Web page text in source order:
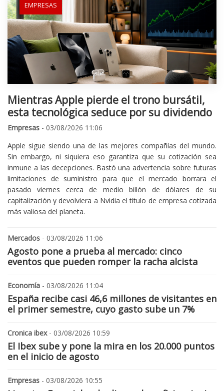
EMPRESAS
Mientras Apple pierde el trono bursátil,
esta tecnológica seduce por su dividendo
Empresas - 03/08/2026 11:06
Apple sigue siendo una de las mejores compañías del mundo.
Sin embargo, ni siquiera eso garantiza que su cotización sea
inmune a las decepciones. Bastó una advertencia sobre futuras
limitaciones de suministro para que el mercado borrara el
pasado viernes cerca de medio billón de dólares de su
capitalización y devolviera a Nvidia el título de empresa cotizada
más valiosa del planeta.
Mercados - 03/08/2026 11:06
Agosto pone a prueba al mercado: cinco
eventos que pueden romper la racha alcista
Economía - 03/08/2026 11:04
España recibe casi 46,6 millones de visitantes en
el primer semestre, cuyo gasto sube un 7%
Cronica ibex- 03/08/2026 10:59
El Ibex sube y pone la mira en los 20.000 puntos
en el inicio de agosto
Empresas - 03/08/2026 10:55